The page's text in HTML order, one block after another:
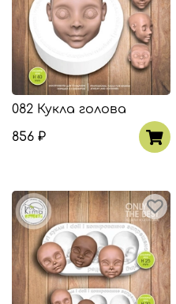
082 Кукла голова
856 ₽